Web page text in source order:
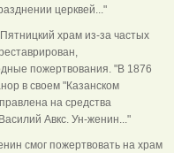
церквей..."
храм из-за частых
пожертвования. "В 1876
в своем "Казанском
на средства
Авкс. Ун-женин..."
смог пожертвовать на храм